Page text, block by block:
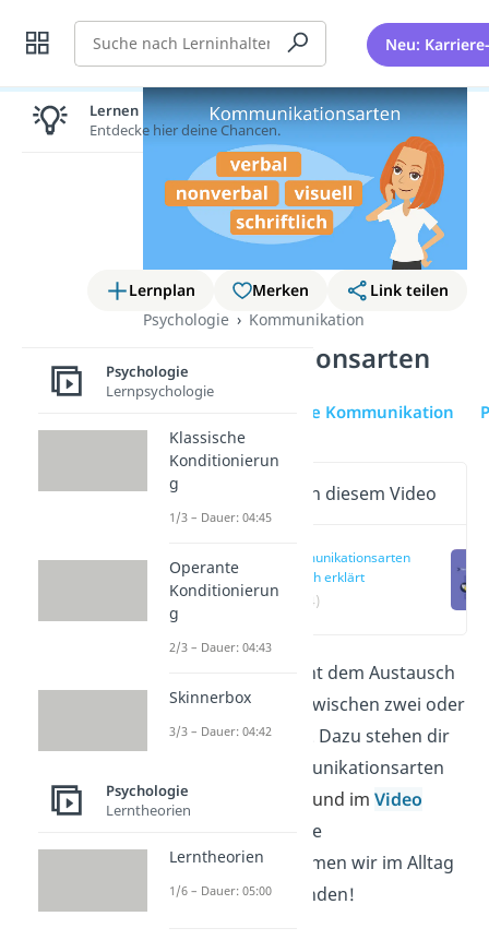
Suche Neu:
Lernplan Merken
Link teilen
Psychologie
Kommunikation
Kommunikationsarten
Verbale Kommunikation
Wichtige Inhalte in diesem Video
Kommunikationsarten
einfach erklärt
(00:14)
Kommunikation dient dem Austausch
von Informationen zwischen zwei oder
mehreren Personen. Dazu stehen dir
verschiedene Kommunikationsarten
zur Verfügung. Hier und im Video
zeigen wir dir, welche
Kommunikationsformen wir im Alltag
und im Beruf verwenden!
Lernen lohnt sich!
Entdecke hier deine Chancen.
Psychologie
Lernpsychologie
Klassische
Konditionierun
g
1/3 – Dauer: 04:45
Operante
Konditionierun
g
2/3 – Dauer: 04:43
Skinnerbox
3/3 – Dauer: 04:42
Psychologie
Lerntheorien
Lerntheorien
1/6 – Dauer: 05:00